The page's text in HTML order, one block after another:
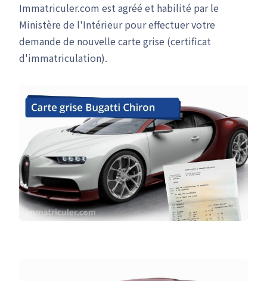
Immatriculer.com est agréé et habilité par le
Ministère de l'Intérieur pour effectuer votre
demande de nouvelle carte grise (certificat
d'immatriculation).